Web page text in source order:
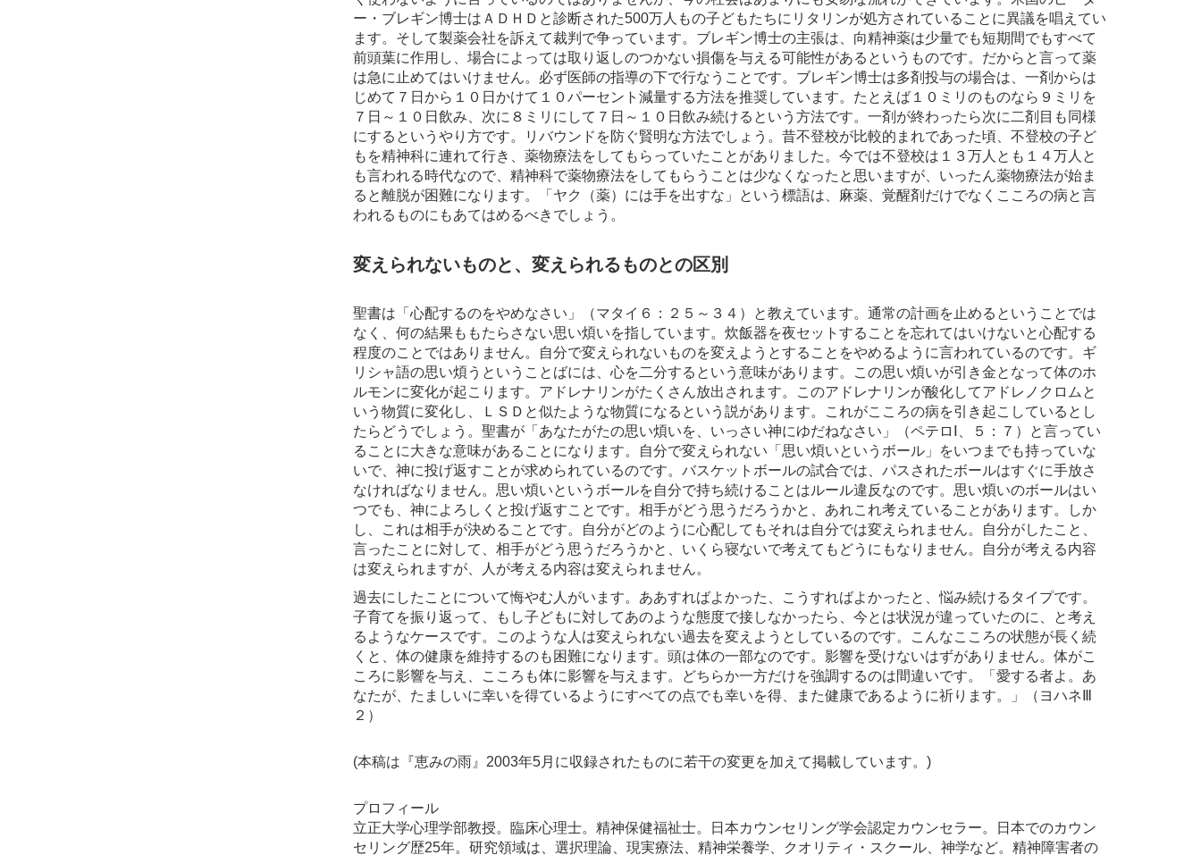
ー・ブレギン博士はＡＤＨＤと診断された500万人もの子どもたちにリタリンが処方されていることに異議を唱えてい
ます。そして製薬会社を訴えて裁判で争っています。ブレギン博士の主張は、向精神薬は少量でも短期間でもすべて
前頭葉に作用し、場合によっては取り返しのつかない損傷を与える可能性があるというものです。だからと言って薬
は急に止めてはいけません。必ず医師の指導の下で行なうことです。ブレギン博士は多剤投与の場合は、一剤からは
じめて７日から１０日かけて１０パーセント減量する方法を推奨しています。たとえば１０ミリのものなら９ミリを
７日～１０日飲み、次に８ミリにして７日～１０日飲み続けるという方法です。一剤が終わったら次に二剤目も同様
にするというやり方です。リバウンドを防ぐ賢明な方法でしょう。昔不登校が比較的まれであった頃、不登校の子ど
もを精神科に連れて行き、薬物療法をしてもらっていたことがありました。今では不登校は１３万人とも１４万人と
も言われる時代なので、精神科で薬物療法をしてもらうことは少なくなったと思いますが、いったん薬物療法が始ま
ると離脱が困難になります。「ヤク（薬）には手を出すな」という標語は、麻薬、覚醒剤だけでなくこころの病と言
われるものにもあてはめるべきでしょう。
変えられないものと、変えられるものとの区別
聖書は「心配するのをやめなさい」（マタイ６：２５～３４）と教えています。通常の計画を止めるということでは
なく、何の結果ももたらさない思い煩いを指しています。炊飯器を夜セットすることを忘れてはいけないと心配する
程度のことではありません。自分で変えられないものを変えようとすることをやめるように言われているのです。ギ
リシャ語の思い煩うということばには、心を二分するという意味があります。この思い煩いが引き金となって体のホ
ルモンに変化が起こります。アドレナリンがたくさん放出されます。このアドレナリンが酸化してアドレノクロムと
いう物質に変化し、ＬＳＤと似たような物質になるという説があります。これがこころの病を引き起こしているとし
たらどうでしょう。聖書が「あなたがたの思い煩いを、いっさい神にゆだねなさい」（ペテロⅠ、５：７）と言ってい
ることに大きな意味があることになります。自分で変えられない「思い煩いというボール」をいつまでも持っていな
いで、神に投げ返すことが求められているのです。バスケットボールの試合では、パスされたボールはすぐに手放さ
なければなりません。思い煩いというボールを自分で持ち続けることはルール違反なのです。思い煩いのボールはい
つでも、神によろしくと投げ返すことです。相手がどう思うだろうかと、あれこれ考えていることがあります。しか
し、これは相手が決めることです。自分がどのように心配してもそれは自分では変えられません。自分がしたこと、
言ったことに対して、相手がどう思うだろうかと、いくら寝ないで考えてもどうにもなりません。自分が考える内容
は変えられますが、人が考える内容は変えられません。
過去にしたことについて悔やむ人がいます。ああすればよかった、こうすればよかったと、悩み続けるタイプです。
子育てを振り返って、もし子どもに対してあのような態度で接しなかったら、今とは状況が違っていたのに、と考え
るようなケースです。このような人は変えられない過去を変えようとしているのです。こんなこころの状態が長く続
くと、体の健康を維持するのも困難になります。頭は体の一部なのです。影響を受けないはずがありません。体がこ
ころに影響を与え、こころも体に影響を与えます。どちらか一方だけを強調するのは間違いです。「愛する者よ。あ
なたが、たましいに幸いを得ているようにすべての点でも幸いを得、また健康であるように祈ります。」（ヨハネⅢ
２）
(本稿は『恵みの雨』2003年5月に収録されたものに若干の変更を加えて掲載しています。)
プロフィール
立正大学心理学部教授。臨床心理士。精神保健福祉士。日本カウンセリング学会認定カウンセラー。日本でのカウン
セリング歴25年。研究領域は、選択理論、現実療法、精神栄養学、クオリティ・スクール、神学など。精神障害者の